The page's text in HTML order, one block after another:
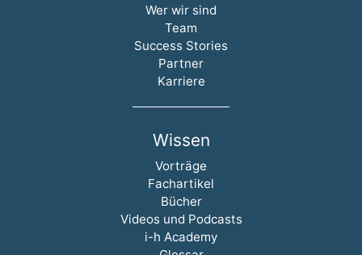
Navigation überspringen
Wer wir sind
Team
Success Stories
Partner
Karriere
Wissen
Navigation überspringen
Vorträge
Fachartikel
Bücher
Videos und Podcasts
i-h Academy